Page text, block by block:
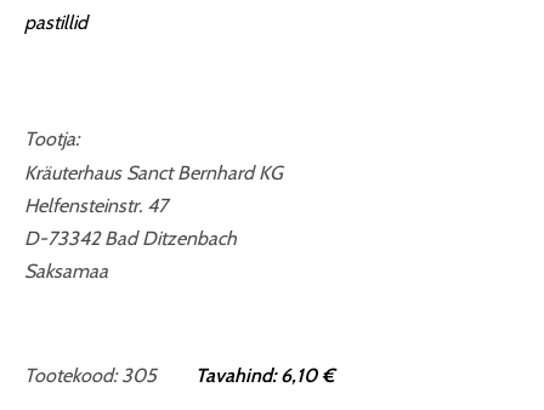
pastillid
Tootja:
Kräuterhaus Sanct Bernhard KG
Helfensteinstr. 47
D-73342 Bad Ditzenbach
Saksamaa
Tootekood: 305Tavahind: 6,10 €